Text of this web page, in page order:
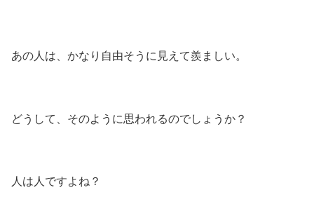
あの人は、かなり自由そうに見えて羨ましい。
どうして、そのように思われるのでしょうか？
人は人ですよね？